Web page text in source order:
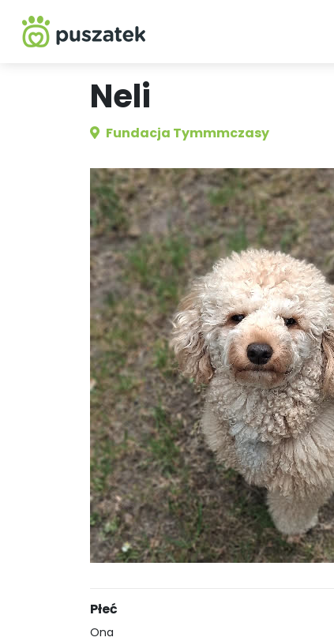
Neli
Fundacja Tymmmczasy
Płeć
Ona